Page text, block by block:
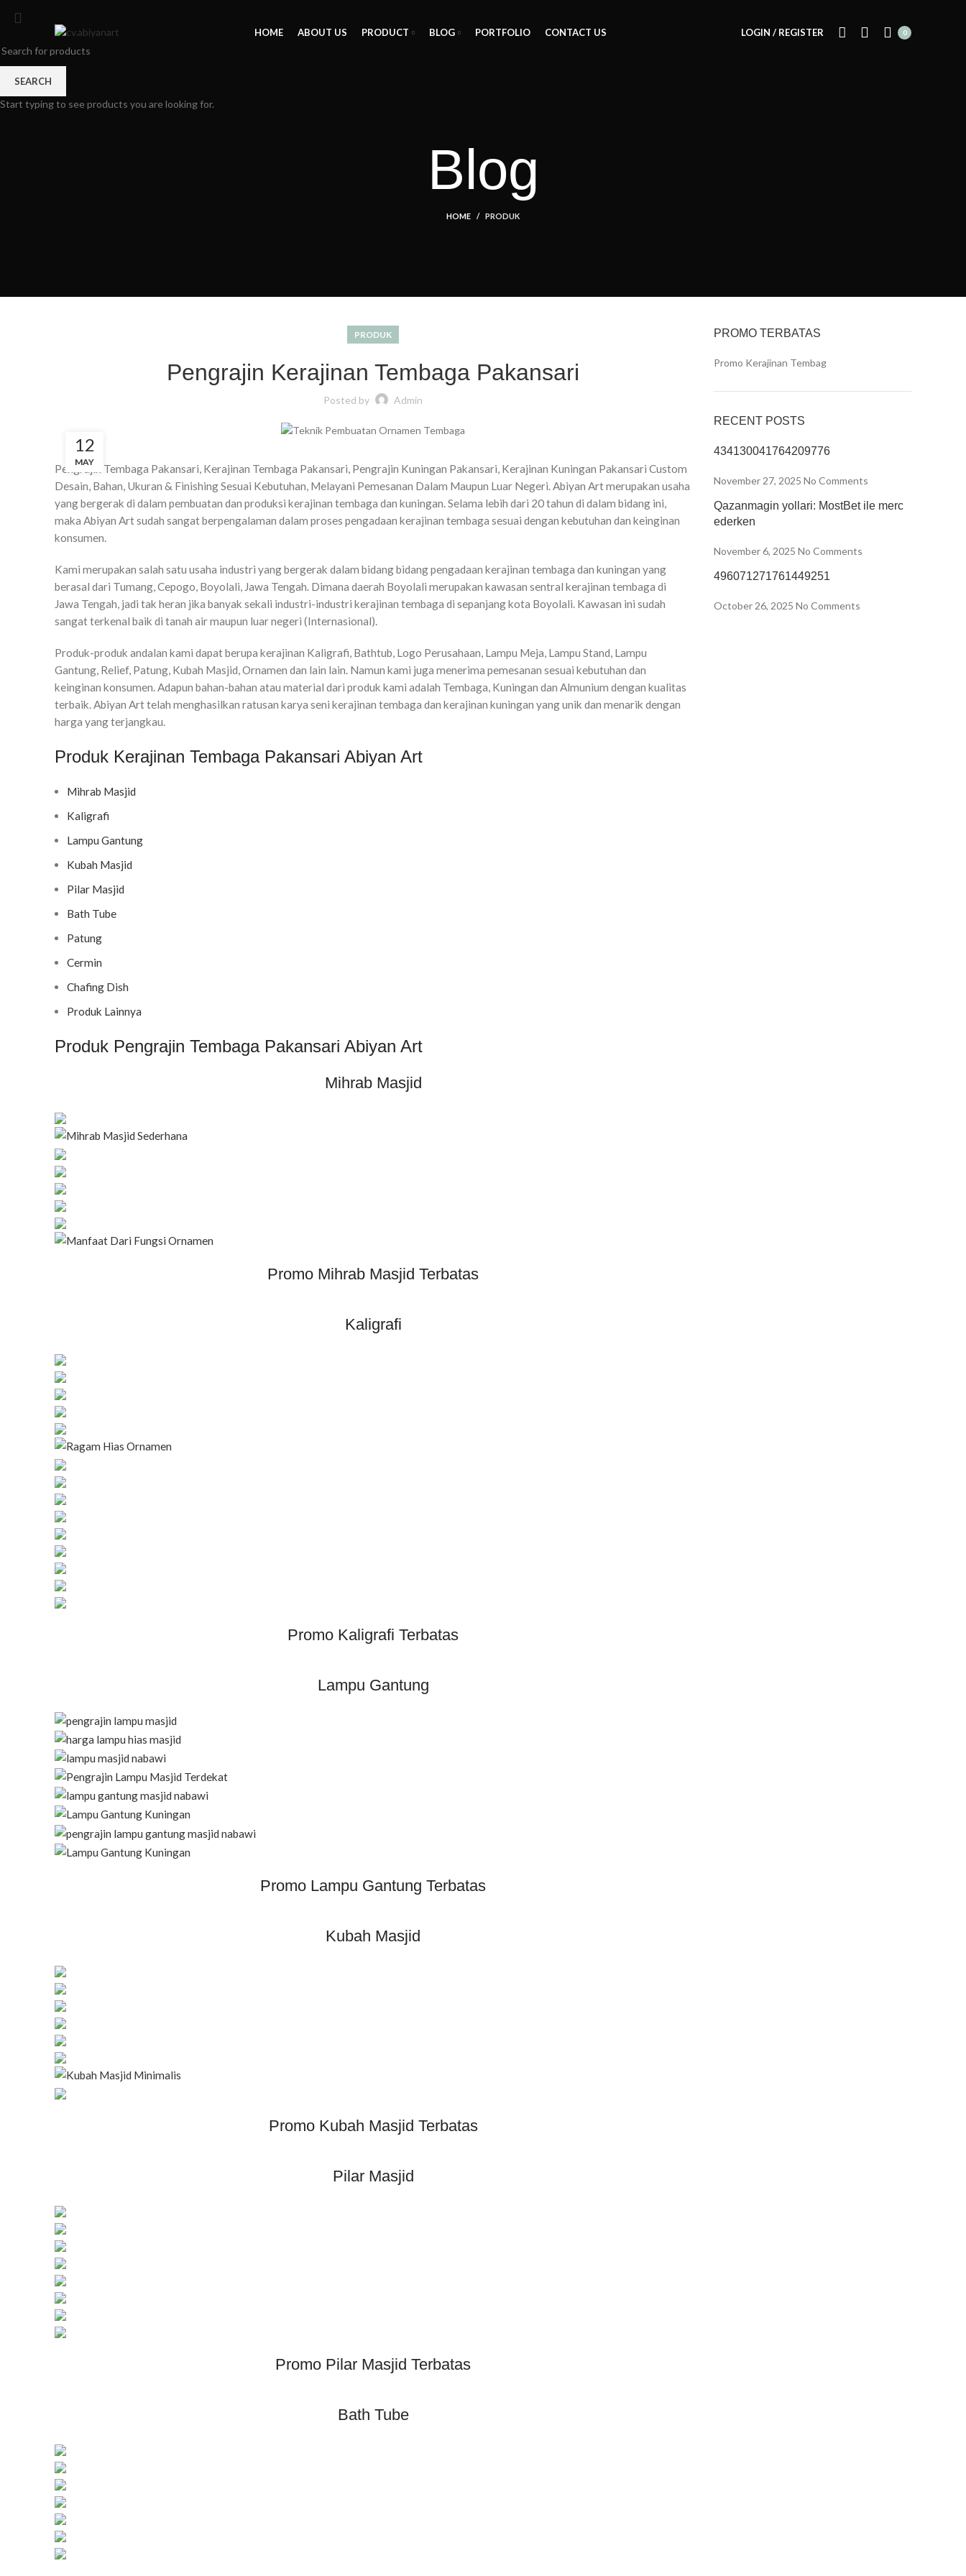
HOME ABOUT US PRODUCT BLOG PORTFOLIO CONTACT US LOGIN / REGISTER 0
Blog
HOME PRODUK
PRODUK
Pengrajin Kerajinan Tembaga Pakansari
Posted by Admin
12
MAY
Pengrajin Tembaga Pakansari, Kerajinan Tembaga Pakansari, Pengrajin Kuningan Pakansari, Kerajinan Kuningan Pakansari Custom
Desain, Bahan, Ukuran & Finishing Sesuai Kebutuhan, Melayani Pemesanan Dalam Maupun Luar Negeri. Abiyan Art merupakan usaha
yang bergerak di dalam pembuatan dan produksi kerajinan tembaga dan kuningan. Selama lebih dari 20 tahun di dalam bidang ini,
maka Abiyan Art sudah sangat berpengalaman dalam proses pengadaan kerajinan tembaga sesuai dengan kebutuhan dan keinginan
konsumen.
Kami merupakan salah satu usaha industri yang bergerak dalam bidang bidang pengadaan kerajinan tembaga dan kuningan yang
berasal dari Tumang, Cepogo, Boyolali, Jawa Tengah. Dimana daerah Boyolali merupakan kawasan sentral kerajinan tembaga di
Jawa Tengah, jadi tak heran jika banyak sekali industri-industri kerajinan tembaga di sepanjang kota Boyolali. Kawasan ini sudah
sangat terkenal baik di tanah air maupun luar negeri (Internasional).
Produk-produk andalan kami dapat berupa kerajinan Kaligrafi, Bathtub, Logo Perusahaan, Lampu Meja, Lampu Stand, Lampu
Gantung, Relief, Patung, Kubah Masjid, Ornamen dan lain lain. Namun kami juga menerima pemesanan sesuai kebutuhan dan
keinginan konsumen. Adapun bahan-bahan atau material dari produk kami adalah Tembaga, Kuningan dan Almunium dengan kualitas
terbaik. Abiyan Art telah menghasilkan ratusan karya seni kerajinan tembaga dan kerajinan kuningan yang unik dan menarik dengan
harga yang terjangkau.
Produk Kerajinan Tembaga Pakansari Abiyan Art
Mihrab Masjid
Kaligrafi
Lampu Gantung
Kubah Masjid
Pilar Masjid
Bath Tube
Patung
Cermin
Chafing Dish
Produk Lainnya
Produk Pengrajin Tembaga Pakansari Abiyan Art
Mihrab Masjid
Promo Mihrab Masjid Terbatas
Kaligrafi
Promo Kaligrafi Terbatas
Lampu Gantung
Promo Lampu Gantung Terbatas
Kubah Masjid
Promo Kubah Masjid Terbatas
Pilar Masjid
Promo Pilar Masjid Terbatas
Bath Tube
PROMO TERBATAS
Promo Kerajinan Tembag
RECENT POSTS
434130041764209776
November 27, 2025 No Comments
Qazanmagin yollari: MostBet ile merc
ederken
November 6, 2025 No Comments
496071271761449251
October 26, 2025 No Comments
SEARCH
Start typing to see products you are looking for.